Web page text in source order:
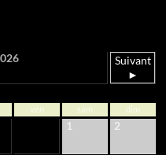
Suivant
►
ven sam dim
1 2